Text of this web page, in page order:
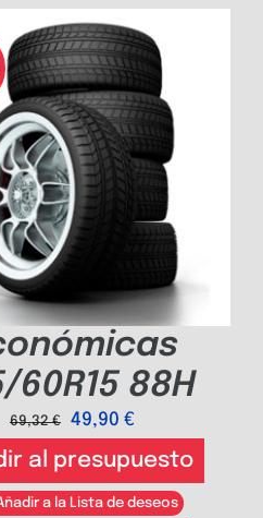
60R15 88H
69,32€ 49,90 €
al presupuesto
a la Lista de deseos